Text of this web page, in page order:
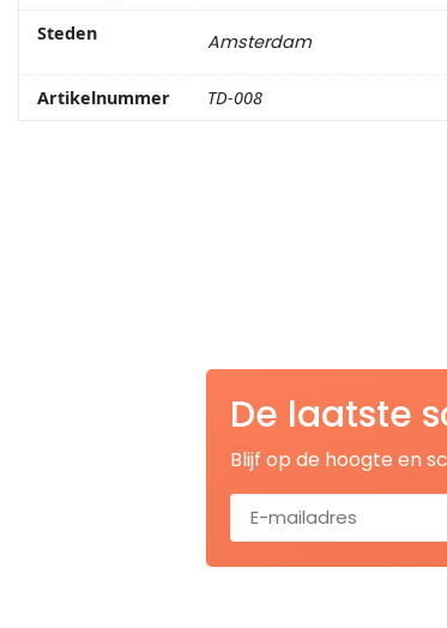
Steden
Amsterdam
Artikelnummer TD-008
Knutselen
Nagelknippers
Terracotta bloempotjes
De laatste
Blijf op de hoogte en